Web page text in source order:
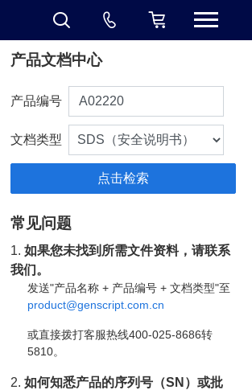
产品文档中心
产品编号
文档类型
常见问题
1.如果您未找到所需文件资料，请联系
我们。
发送"产品名称 + 产品编号 + 文档类型"至
product@genscript.com.cn
或直接拨打客服热线400-025-8686转
5810。
2.如何知悉产品的序列号（SN）或批